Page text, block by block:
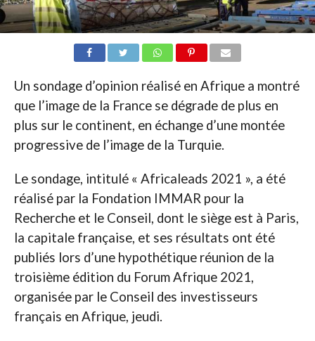
Un sondage d’opinion réalisé en Afrique a montré
que l’image de la France se dégrade de plus en
plus sur le continent, en échange d’une montée
progressive de l’image de la Turquie.
Le sondage, intitulé « Africaleads 2021 », a été
réalisé par la Fondation IMMAR pour la
Recherche et le Conseil, dont le siège est à Paris,
la capitale française, et ses résultats ont été
publiés lors d’une hypothétique réunion de la
troisième édition du Forum Afrique 2021,
organisée par le Conseil des investisseurs
français en Afrique, jeudi.